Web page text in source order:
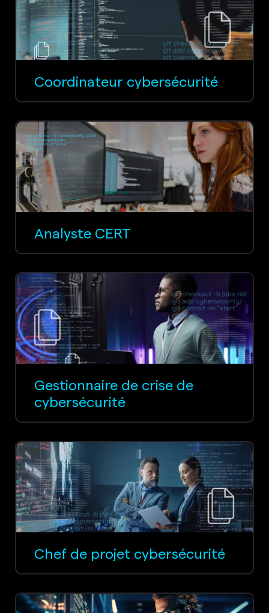
Coordinateur cybersécurité
Analyste CERT
Gestionnaire de crise de
cybersécurité
Chef de projet cybersécurité